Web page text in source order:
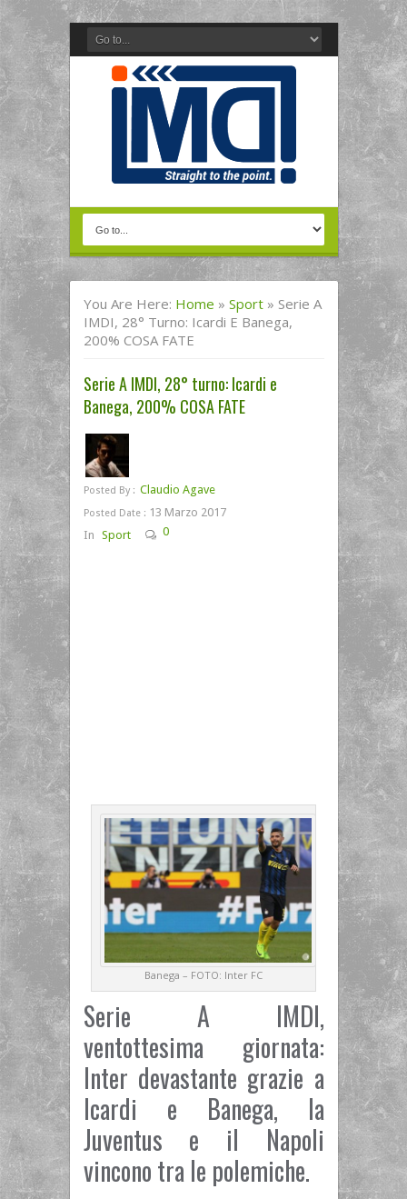
You Are Here: Home » Sport » Serie A
IMDI, 28° Turno: Icardi E Banega,
200% COSA FATE
Serie A IMDI, 28° turno: Icardi e
Banega, 200% COSA FATE
Posted By : Claudio Agave
Posted Date : 13 Marzo 2017
In Sport 0
Banega – FOTO: Inter FC
Serie A IMDI,
ventottesima giornata:
Inter devastante grazie a
Icardi e Banega, la
Juventus e il Napoli
vincono tra le polemiche.